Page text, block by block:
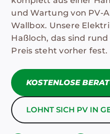
und Wartung von PV-
Wallbox. Unsere
Haßloch, das sind
Preis steht vorher fest.
KOSTENLOSE
LOHNT SICH PV IN